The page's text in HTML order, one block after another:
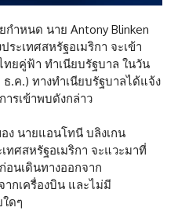
ำหนด นาย Antony Blinken
ระเทศสหรัฐอเมริกา จะเข้า
ยคู่ฟ้า ทำเนียบรัฐบาล ในวัน
.ค.) ทางทำเนียบรัฐบาลได้แจ้ง
รเข้าพบดังกล่าว
ง นายแอนโทนี บลิงเกน
ทศสหรัฐอเมริกา จะแวะมาที่
อนเดินทางออกจาก
กเครื่องบิน และไม่มี
ดๆ